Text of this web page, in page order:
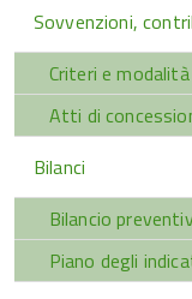
Sovvenzioni,
Criteri e modalità
Atti di
Bilanci
Bilancio
Piano degli